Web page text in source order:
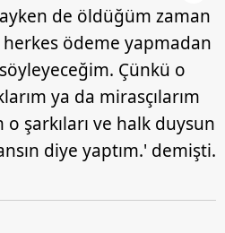
de öldüğüm zaman
herkes ödeme yapmadan
Çünkü o
ya da mirasçılarım
o şarkıları ve halk duysun
diye yaptım.' demişti.